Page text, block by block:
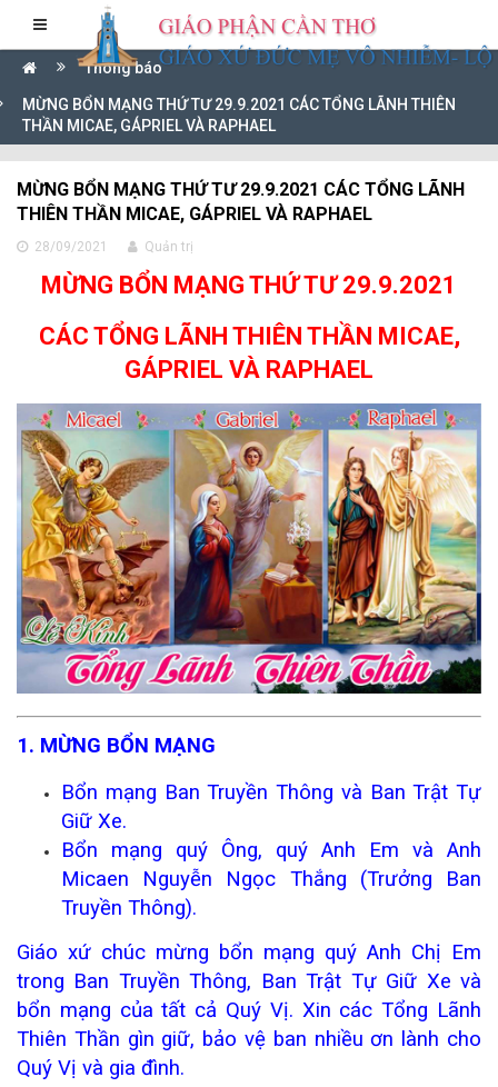
Thông báo
MỪNG BỔN MẠNG THỨ TƯ 29.9.2021 CÁC TỔNG LÃNH THIÊN
THẦN MICAE, GÁPRIEL VÀ RAPHAEL
MỪNG BỔN MẠNG THỨ TƯ 29.9.2021 CÁC TỔNG LÃNH
THIÊN THẦN MICAE, GÁPRIEL VÀ RAPHAEL
28/09/2021 Quản trị
MỪNG BỔN MẠNG THỨ TƯ 29.9.2021
CÁC TỔNG LÃNH THIÊN THẦN MICAE,
GÁPRIEL VÀ RAPHAEL
1. MỪNG BỔN MẠNG
Bổn mạng Ban Truyền Thông và Ban Trật Tự
Giữ Xe.
Bổn mạng quý Ông, quý Anh Em và Anh
Micaen Nguyễn Ngọc Thắng (Trưởng Ban
Truyền Thông).
Giáo xứ chúc mừng bổn mạng quý Anh Chị Em
trong Ban Truyền Thông, Ban Trật Tự Giữ Xe và
bổn mạng của tất cả Quý Vị. Xin các Tổng Lãnh
Thiên Thần gìn giữ, bảo vệ ban nhiều ơn lành cho
Quý Vị và gia đình.